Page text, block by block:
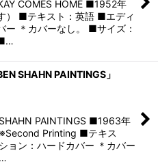
COMES HOME ■1952年
） ■テキスト：英語 ■エディ
ー ＊カバーなし。 ■サイズ：
SHAHN PAINTINGS」
PAINTINGS ■1963年
※Second Printing ■テキス
ョン：ハードカバー ＊カバー